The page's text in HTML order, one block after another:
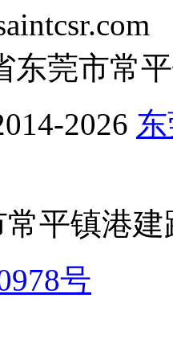
东莞市常
2026
平镇港建
号